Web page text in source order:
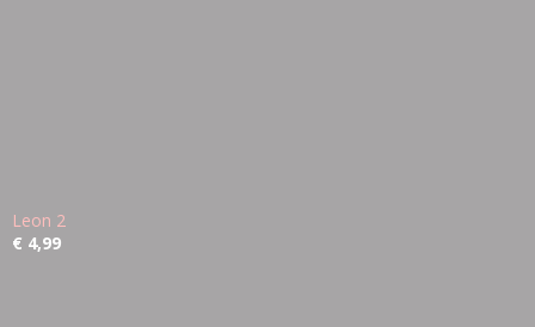
Leon 2
€ 4,99